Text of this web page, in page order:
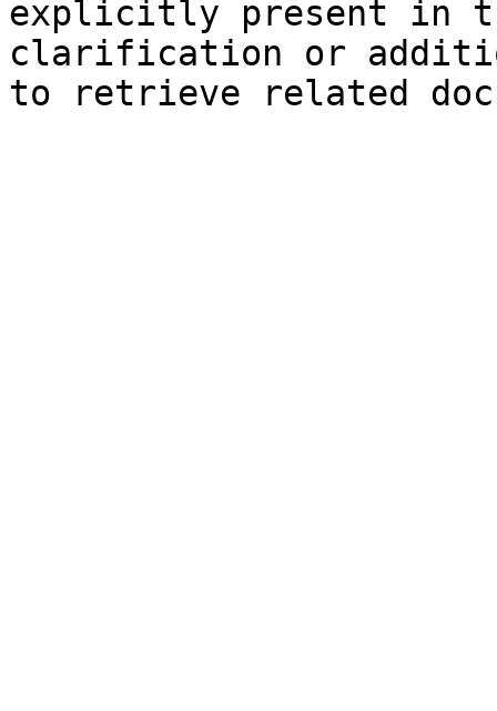
explicitly present in
clarification or